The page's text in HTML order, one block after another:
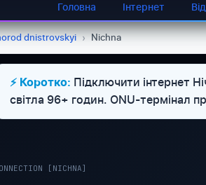
Головна Інтернет
dnistrovskyi › Nichna
⚡ Коротко: Підключити інтернет
світла 96+ годин. ONU-термінал
[NICHNA]